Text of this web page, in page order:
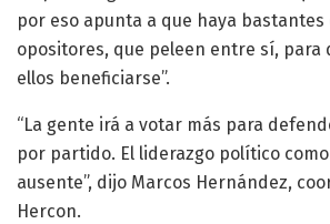
por eso apunta a que haya
opositores, que peleen entre sí, para
ellos beneficiarse”.
“La gente irá a votar más para
por partido. El liderazgo político
ausente”, dijo Marcos Hernández,
Hercon.